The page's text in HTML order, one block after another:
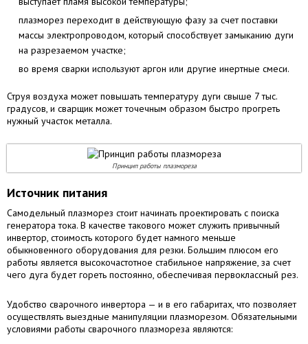
плазморез переходит в действующую фазу за счет поставки
массы электропроводом, который способствует замыканию дуги
на разрезаемом участке;
во время сварки используют аргон или другие инертные смеси.
Струя воздуха может повышать температуру дуги свыше 7 тыс.
градусов, и сварщик может точечным образом быстро прогреть
нужный участок металла.
Принцип работы плазмореза
Источник питания
Самодельный плазморез стоит начинать проектировать с поиска
генератора тока. В качестве такового может служить привычный
инвертор, стоимость которого будет намного меньше
обыкновенного оборудования для резки. Большим плюсом его
работы является высокочастотное стабильное напряжение, за счет
чего дуга будет гореть постоянно, обеспечивая первоклассный рез.
Удобство сварочного инвертора — и в его габаритах, что позволяет
осуществлять выездные манипуляции плазморезом. Обязательными
условиями работы сварочного плазмореза являются: